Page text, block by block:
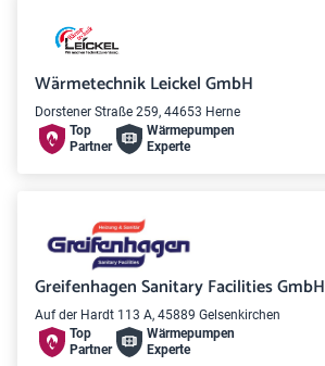
Wärmetechnik Leickel GmbH
Dorstener Straße 259, 44653 Herne
Top
Partner
Wärme­pumpen
Experte
Greifenhagen Sanitary Facilities GmbH
Auf der Hardt 113 A, 45889 Gelsenkirchen
Top
Partner
Wärme­pumpen
Experte